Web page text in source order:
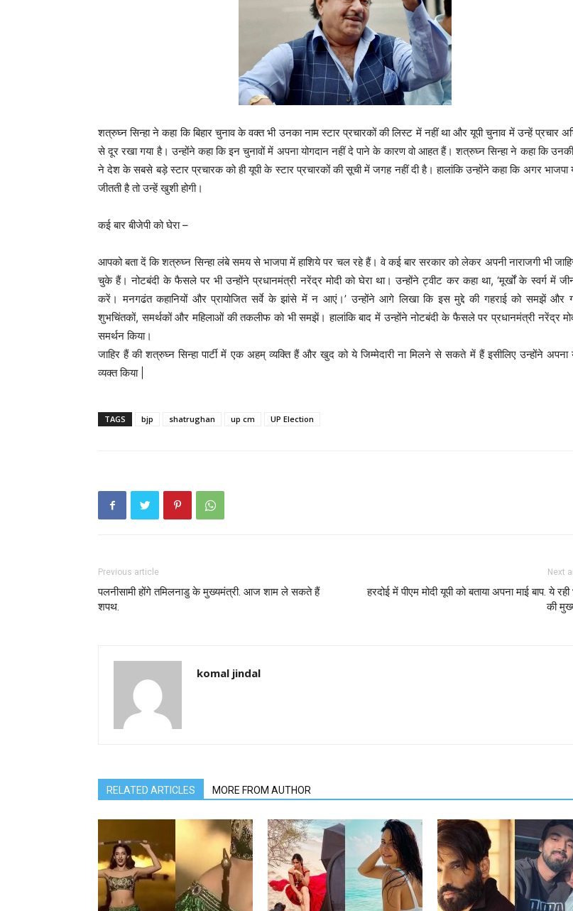
शत्रुघ्न सिन्हा ने कहा कि बिहार चुनाव के वक्त भी उनका नाम स्टार प्रचारकों की लिस्ट में नहीं था और यूपी चुनाव में उन्हें प्रचार
से दूर रखा गया है। उन्होंने कहा कि इन चुनावों में अपना योगदान नहीं दे पाने के कारण वो आहत हैं। शत्रुघ्न सिन्हा ने कहा कि उनकी
ने देश के सबसे बड़े स्टार प्रचारक को ही यूपी के स्टार प्रचारकों की सूची में जगह नहीं दी है। हालांकि उन्होंने कहा कि अगर भाजपा
जीतती है तो उन्हें खुशी होगी।
कई बार बीजेपी को घेरा –
आपको बता दें कि शत्रुघ्न सिन्हा लंबे समय से भाजपा में हाशिये पर चल रहे हैं। वे कई बार सरकार को लेकर अपनी नाराजगी भी
चुके हैं। नोटबंदी के फैसले पर भी उन्होंने प्रधानमंत्री नरेंद्र मोदी को घेरा था। उन्होंने ट्वीट कर कहा था, ‘मूर्खों के स्वर्ग में
करें। मनगढंत कहानियों और प्रायोजित सर्वे के झांसे में न आएं।’ उन्होंने आगे लिखा कि इस मुद्दे की गहराई को समझें और
शुभचिंतकों, समर्थकों और महिलाओं की तकलीफ को भी समझें। हालांकि बाद में उन्होंने नोटबंदी के फैसले पर प्रधानमंत्री नरेंद्र
समर्थन किया।
जाहिर हैं की शत्रुघ्न सिन्हा पार्टी में एक अहम् व्यक्ति हैं और खुद को ये जिम्मेदारी ना मिलने से सकते में हैं इसीलिए उन्होंने अपना
व्यक्त किया |
TAGS bjp shatrughan up cm UP Election
Previous article
पलनीसामी होंगे तमिलनाडु के मुख्यमंत्री. आज शाम ले सकते हैं
शपथ.
Next
हरदोई में पीएम मोदी यूपी को बताया अपना माई बाप. ये
की
komal jindal
RELATED ARTICLES MORE FROM AUTHOR